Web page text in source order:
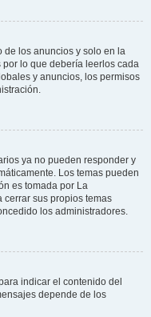
de los anuncios y solo en la
lo que debería leerlos cada
y anuncios, los permisos
ya no pueden responder y
Los temas pueden
es tomada por La
cerrar sus propios temas
los administradores.
indicar el contenido del
depende de los